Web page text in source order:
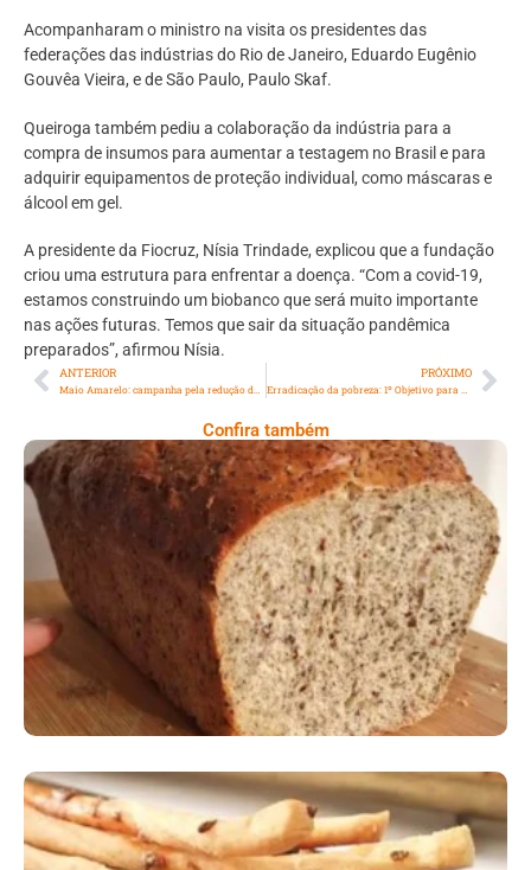
Acompanharam o ministro na visita os presidentes das
federações das indústrias do Rio de Janeiro, Eduardo Eugênio
Gouvêa Vieira, e de São Paulo, Paulo Skaf.
Queiroga também pediu a colaboração da indústria para a
compra de insumos para aumentar a testagem no Brasil e para
adquirir equipamentos de proteção individual, como máscaras e
álcool em gel.
A presidente da Fiocruz, Nísia Trindade, explicou que a fundação
criou uma estrutura para enfrentar a doença. “Com a covid-19,
estamos construindo um biobanco que será muito importante
nas ações futuras. Temos que sair da situação pandêmica
preparados”, afirmou Nísia.
ANTERIOR PRÓXIMO
Confira também
Comer Bem: Pão Low Carb